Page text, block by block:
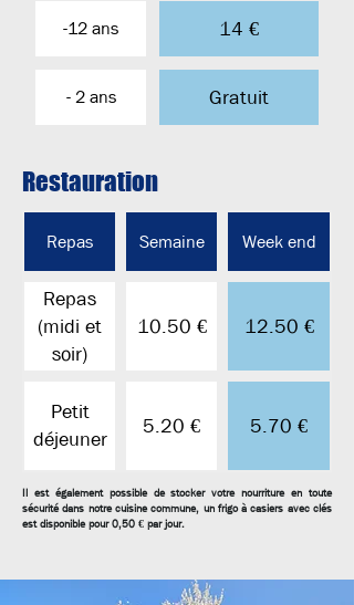
-12 ans 14 €
- 2 ans Gratuit
Restauration
Repas Semaine Week end
Repas
(midi et
soir)
10.50 € 12.50 €
Petit
déjeuner
5.20 € 5.70 €
Il est également possible de stocker votre nourriture en toute
sécurité dans notre cuisine commune, un frigo à casiers avec clés
est disponible pour 0,50 € par jour.